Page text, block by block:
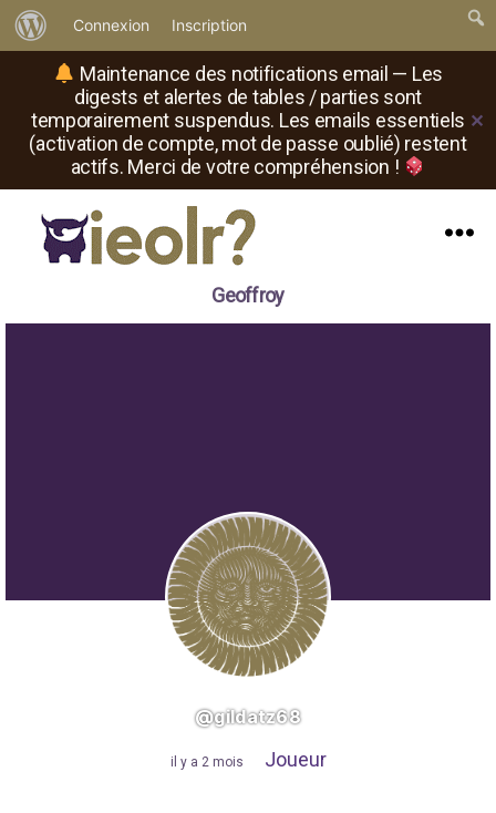
Maintenance des notifications email — Les
digests et alertes de tables / parties sont
temporairement suspendus. Les emails essentiels
(activation de compte, mot de passe oublié) restent
actifs. Merci de votre compréhension !
✕
propos
de
WordPress
Connexion Inscription
où
Geoffroy
@gildatz68
il y a 2 mois Joueur